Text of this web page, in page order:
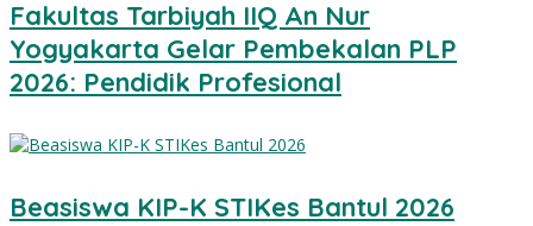
Fakultas Tarbiyah IIQ An Nur
Yogyakarta Gelar Pembekalan PLP
2026: Pendidik Profesional
Beasiswa KIP-K STIKes Bantul 2026